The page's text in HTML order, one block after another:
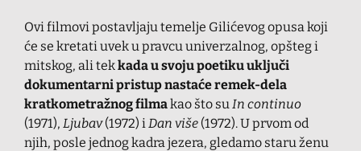
Ovi filmovi postavljaju temelje Gilićevog opusa koji
će se kretati uvek u pravcu univerzalnog, opšteg i
mitskog, ali tekkada u svoju poetiku uključi
dokumentarni pristup nastaće remek-dela
kratkometražnog filmakao što su In continuo
(1971), Ljubav(1972) i Dan više (1972). U prvom od
njih, posle jednog kadra jezera, gledamo staru ženu